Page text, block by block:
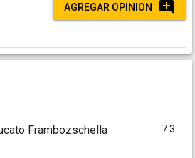
AGREGAR OPINION
Frambozschella 7.3